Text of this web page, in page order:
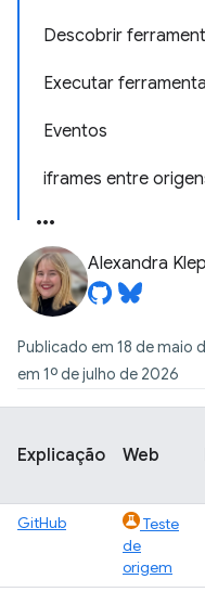
Descobrir
Executar ferramenta
Eventos
iframes entre
Alexandra
Publicado em 18 de maio
em 1º de julho de 2026
Explicação Web
GitHub
Teste
de
origem